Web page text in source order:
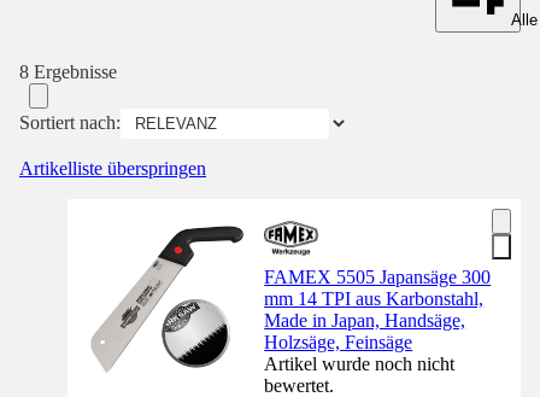
8 Ergebnisse
Sortiert nach:
Artikelliste überspringen
FAMEX 5505 Japansäge 300
mm 14 TPI aus Karbonstahl,
Made in Japan, Handsäge,
Holzsäge, Feinsäge
Artikel wurde noch nicht
bewertet.